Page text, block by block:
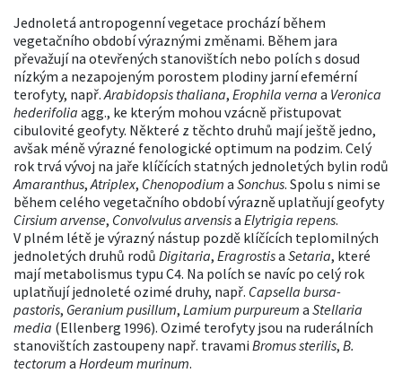
Jednoletá antropogenní vegetace prochází během
vegetačního období výraznými změnami. Během jara
převažují na otevřených stanovištích nebo polích s dosud
nízkým a nezapojeným porostem plodiny jarní efemérní
terofyty, např. Arabidopsis thaliana, Erophila verna a Veronica
hederifolia agg., ke kterým mohou vzácně přistupovat
cibulovité geofyty. Některé z těchto druhů mají ještě jedno,
avšak méně výrazné fenologické optimum na podzim. Celý
rok trvá vývoj na jaře klíčících statných jednoletých bylin rodů
Amaranthus, Atriplex, Chenopodium a Sonchus. Spolu s nimi se
během celého vegetačního období výrazně uplatňují geofyty
Cirsium arvense, Convolvulus arvensisa Elytrigia repens.
V plném létě je výrazný nástup pozdě klíčících teplomilných
jednoletých druhů rodů Digitaria, Eragrostisa Setaria, které
mají metabolismus typu C4. Na polích se navíc po celý rok
uplatňují jednoleté ozimé druhy, např. Capsella bursa-
pastoris, Geranium pusillum, Lamium purpureum a Stellaria
media (Ellenberg 1996). Ozimé terofyty jsou na ruderálních
stanovištích zastoupeny např. travami Bromus sterilis, B.
tectorum a Hordeum murinum.